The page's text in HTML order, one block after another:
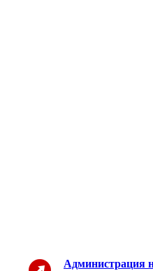
Администрация